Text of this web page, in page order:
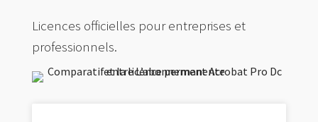
Licences officielles pour entreprises et
professionnels.